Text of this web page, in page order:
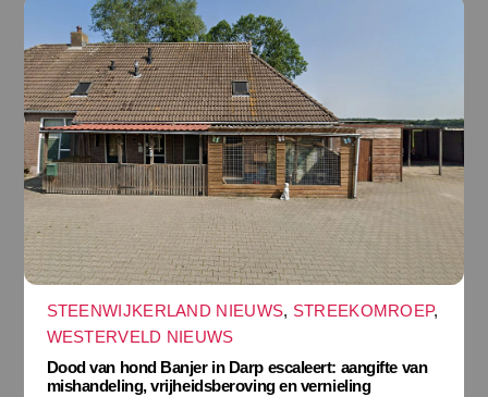
STEENWIJKERLAND NIEUWS, STREEKOMROEP,
WESTERVELD NIEUWS
Dood van hond Banjer in Darp escaleert: aangifte van
mishandeling, vrijheidsberoving en vernieling